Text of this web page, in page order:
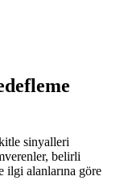
sinyalleri
belirli
ilgi alanlarına göre